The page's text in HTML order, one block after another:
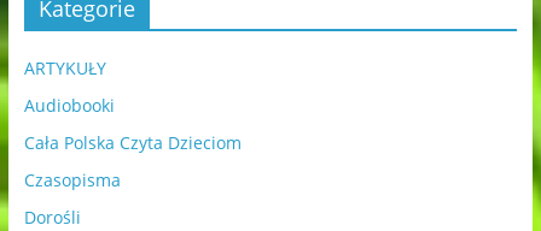
Kategorie
ARTYKUŁY
Audiobooki
Cała Polska Czyta Dzieciom
Czasopisma
Dorośli